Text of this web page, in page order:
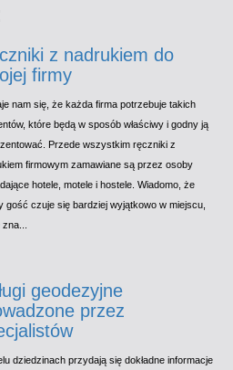
z nadrukiem do
firmy
nam się, że każda firma potrzebuje takich
które będą w sposób właściwy i godny ją
Przede wszystkim ręczniki z
firmowym zamawiane są przez osoby
hotele, motele i hostele. Wiadomo, że
gość czuje się bardziej wyjątkowo w miejscu,
geodezyjne
przez
dziedzinach przydają się dokładne informacje